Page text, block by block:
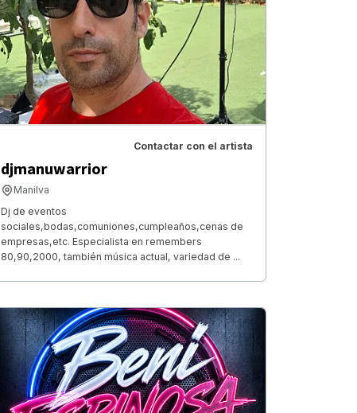
Contactar con el artista
djmanuwarrior
Manilva
Dj de eventos
sociales,bodas,comuniones,cumpleaños,cenas de
empresas,etc. Especialista en remembers
80,90,2000, también música actual, variedad de ...